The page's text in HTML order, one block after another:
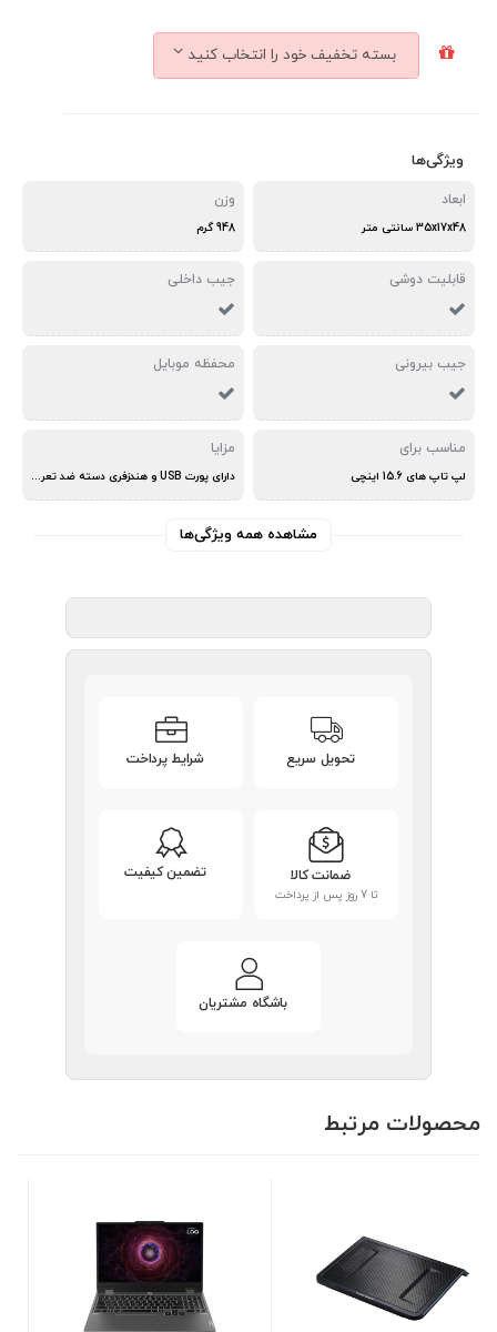
بسته تخفیف خود را انتخاب کنید
ویژگی‌ها
ابعاد
35x17x48 سانتی متر
وزن
948 گرم
قابلیت دوشی جیب داخلی
جیب بیرونی محفظه موبایل
مناسب برای
لپ تاپ های 15.6 اینچی
مزایا
دارای پورت USB و هندزفری دسته ضد تعریق قابل شستشو
مشاهده همه ویژگی‌ها
تحویل سریع شرایط پرداخت
ضمانت کالا
تا 7 روز پس از پرداخت
تضمین کیفیت
باشگاه مشتریان
محصولات مرتبط